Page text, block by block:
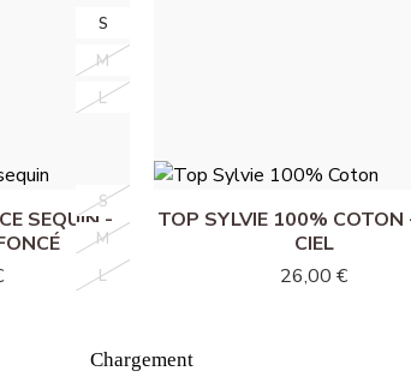
S
M
L
CLAIR
S
M
L
SEQUIN - BLEU JEANS
S
M
L
SEQUIN -
S
M
L
TOP SYLVIE 100% COTON
CIEL
26,00 €
Chargement